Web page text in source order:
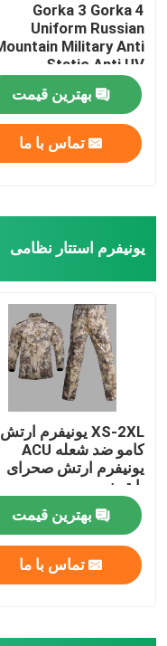
Gorka 3 Gorka 4
Uniform Russian
Military Anti
Static Anti UV
بهترین قیمت
تماس با ما
یونیفرم استتار نظامی
XS-2XL یونیفرم ارتش
کامو ضد شعله ACU
یونیفرم ارتش صحرای
پایتون
بهترین قیمت
تماس با ما